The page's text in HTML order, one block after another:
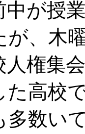
が授
が、木
人権集
た高校
多数い